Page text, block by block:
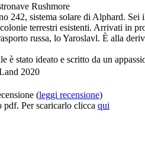
Rushmore
242, sistema solare di Alphard.
terrestri esistenti. Arrivati in
russa, lo Yaroslavl. È alla
è stato ideato e scritto da un
2020
(leggi recensione)
Per scaricarlo clicca qui